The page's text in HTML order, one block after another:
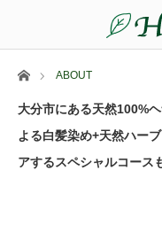
ホームABOUT
大分市にある天然100%
よる白髪染め+天然ハー
アするスペシャルコース